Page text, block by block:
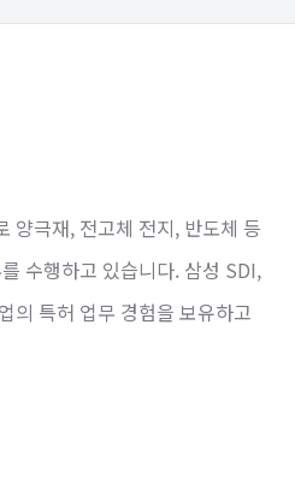
양극재, 전고체 전지, 반도체 등
수행하고 있습니다. 삼성 SDI,
의 특허 업무 경험을 보유하고